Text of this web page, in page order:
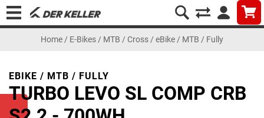
Home / E-Bikes / MTB / Cross / eBike / MTB / Fully
EBIKE / MTB / FULLY
TURBO LEVO SL COMP CRB